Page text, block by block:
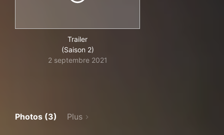
Trailer
(Saison 2)
2 septembre 2021
Photos (3) Plus